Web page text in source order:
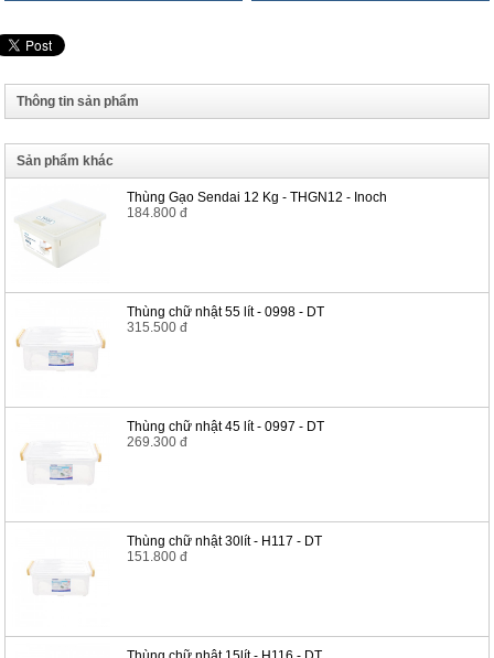
Thông tin sản phẩm
Sản phẩm khác
Thùng Gạo Sendai 12 Kg - THGN12 - Inoch
184.800 đ
Thùng chữ nhật 55 lít - 0998 - DT
315.500 đ
Thùng chữ nhật 45 lít - 0997 - DT
269.300 đ
Thùng chữ nhật 30lít - H117 - DT
151.800 đ